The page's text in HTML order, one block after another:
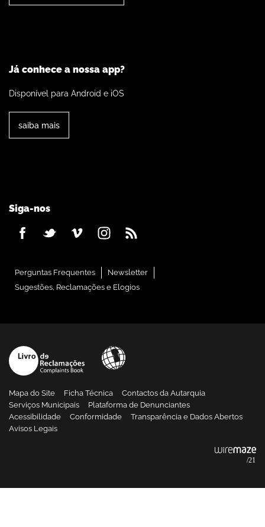
Já conhece a nossa app?
Disponível para Android e iOS
saiba mais
Siga-nos
Perguntas Frequentes
Newsletter
Sugestões, Reclamações e Elogios
Mapa do Site Ficha Técnica
Contactos da Autarquia
Serviços Municipais
Plataforma de Denunciantes
Acessibilidade
Conformidade
Transparência e Dados Abertos
Avisos Legais